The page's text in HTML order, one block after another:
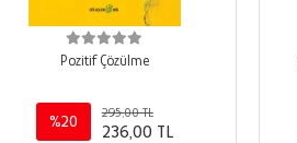
Pozitif Çözülme
%20
295,00 TL
236,00 TL